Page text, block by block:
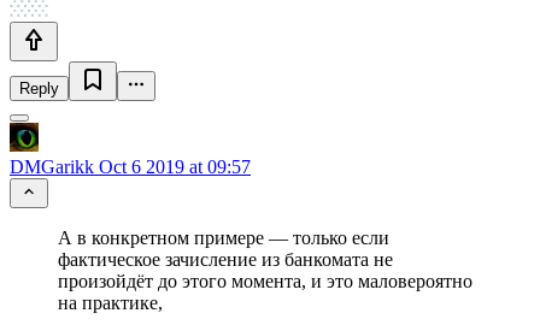
Reply
DMGarikk Oct 6 2019 at 09:57
А в конкретном примере — только если
фактическое зачисление из банкомата не
произойдёт до этого момента, и это маловероятно
на практике,